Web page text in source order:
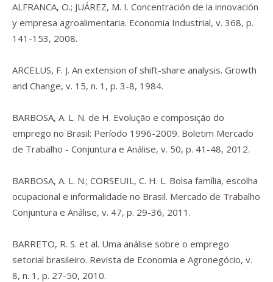
ALFRANCA, O.; JUÁREZ, M. I. Concentración de la innovación
y empresa agroalimentaria. Economia Industrial, v. 368, p.
141-153, 2008.
ARCELUS, F. J. An extension of shift-share analysis. Growth
and Change, v. 15, n. 1, p. 3-8, 1984.
BARBOSA, A. L. N. de H. Evolução e composição do
emprego no Brasil: Período 1996-2009. Boletim Mercado
de Trabalho - Conjuntura e Análise, v. 50, p. 41-48, 2012.
BARBOSA, A. L. N.; CORSEUIL, C. H. L. Bolsa família, escolha
ocupacional e informalidade no Brasil. Mercado de Trabalho
Conjuntura e Análise, v. 47, p. 29-36, 2011.
BARRETO, R. S. et al. Uma análise sobre o emprego
setorial brasileiro. Revista de Economia e Agronegócio, v.
8, n. 1, p. 27-50, 2010.